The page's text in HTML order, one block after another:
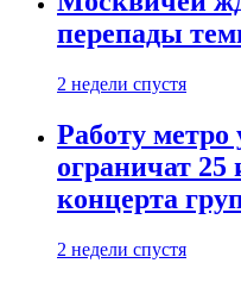
перепады
2 недели спустя
Работу
ограничат 25
концерта
2 недели спустя